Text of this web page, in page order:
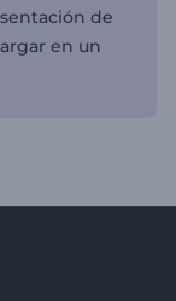
de
en un